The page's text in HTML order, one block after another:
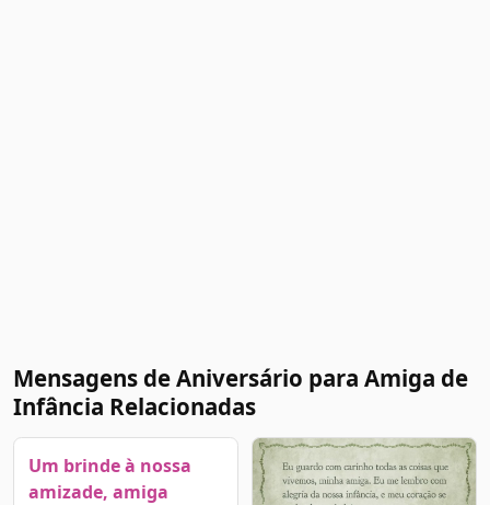
Mensagens de Aniversário para Amiga de
Infância Relacionadas
Um brinde à nossa
amizade, amiga